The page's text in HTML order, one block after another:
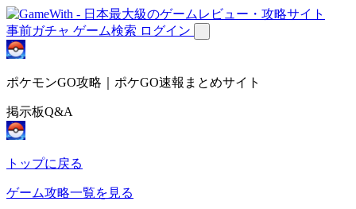
事前ガチャ ゲーム検索 ログイン
ポケモンGO攻略｜ポケGO速報まとめサイト
掲示板Q&A
トップに戻る
ゲーム攻略一覧を見る